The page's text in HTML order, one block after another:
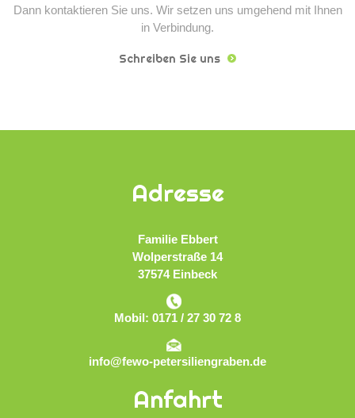
Dann kontaktieren Sie uns. Wir setzen uns umgehend mit Ihnen
in Verbindung.
Schreiben Sie uns
Adresse
Familie Ebbert
Wolperstraße 14
37574 Einbeck
Mobil: 0171 / 27 30 72 8
info@fewo-petersiliengraben.de
Anfahrt